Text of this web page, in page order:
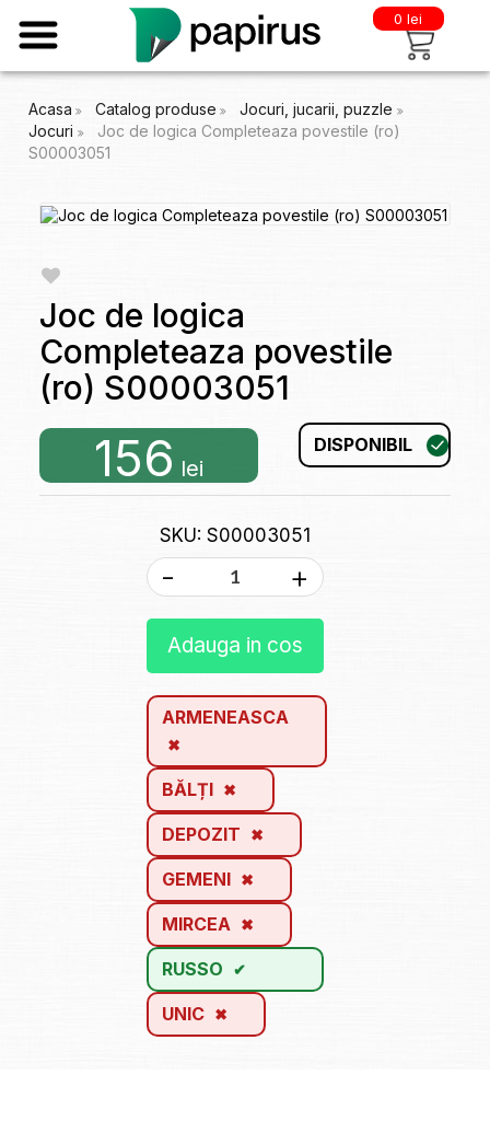
0 lei
Acasa Catalog produse
Jocuri, jucarii, puzzle
Jocuri
Joc de logica Completeaza povestile (ro)
S00003051
Joc de logica
Completeaza povestile
(ro) S00003051
156 lei
DISPONIBIL
SKU: S00003051
- +
Adauga in cos
ARMENEASCA
BĂLȚI
DEPOZIT
GEMENI
MIRCEA
RUSSO
UNIC